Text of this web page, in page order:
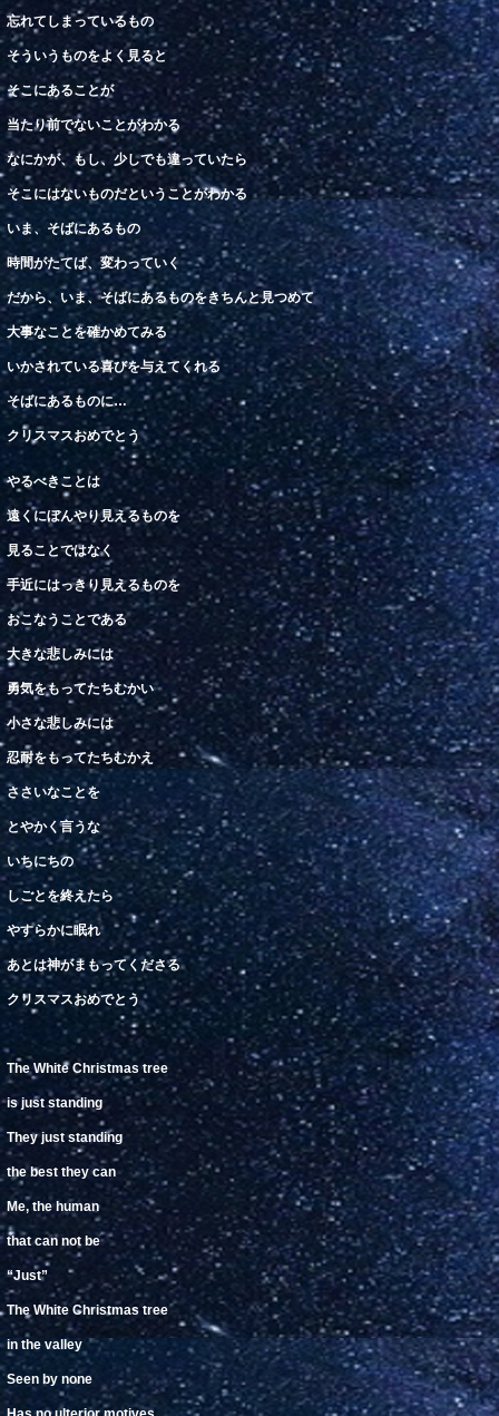
忘れてしまっているもの
そういうものをよく 見ると
そこにあることが
当たり前でないことがわかる
なにかが、もし、少しでも違っていたら
そこにはないものだということがわかる
いま、そばにあるもの
時間がたてば、変わっていく
だから、いま、そばにあるものをきちんと見つめて
大事なことを確かめてみる
いかされている喜びを与えてくれる
そばにあるものに…
クリスマスおめでとう
やるべきことは
遠 くにぼんやり見えるものを
見ることではなく
手近にはっきり見えるものを
おこなうことである
大きな悲しみには
勇気をもってたちむかい
小さな悲しみには
忍耐をもってたちむかえ
ささいなことを
とやかく言うな
いちにちの
しごとを終えたら
やすらかに眠れ
あとは神がまもってくださる
クリスマスおめでとう
The WhiteChristmastree
isjuststanding
They just standing
the best they can
Me, the human
that can not be
“Just”
The WhiteChristmas tree
in the valley
Seen by none